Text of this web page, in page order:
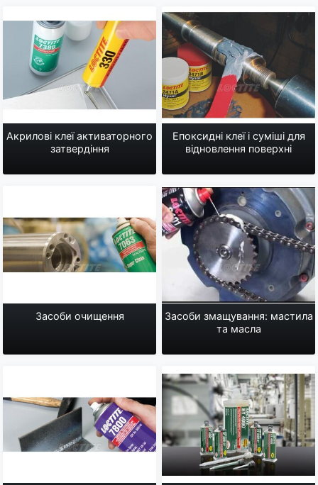
Акрилові клеї активаторного
затвердіння
Епоксидні клеї і суміші для
відновлення поверхні
Засоби очищення
Засоби змащування: мастила
та масла